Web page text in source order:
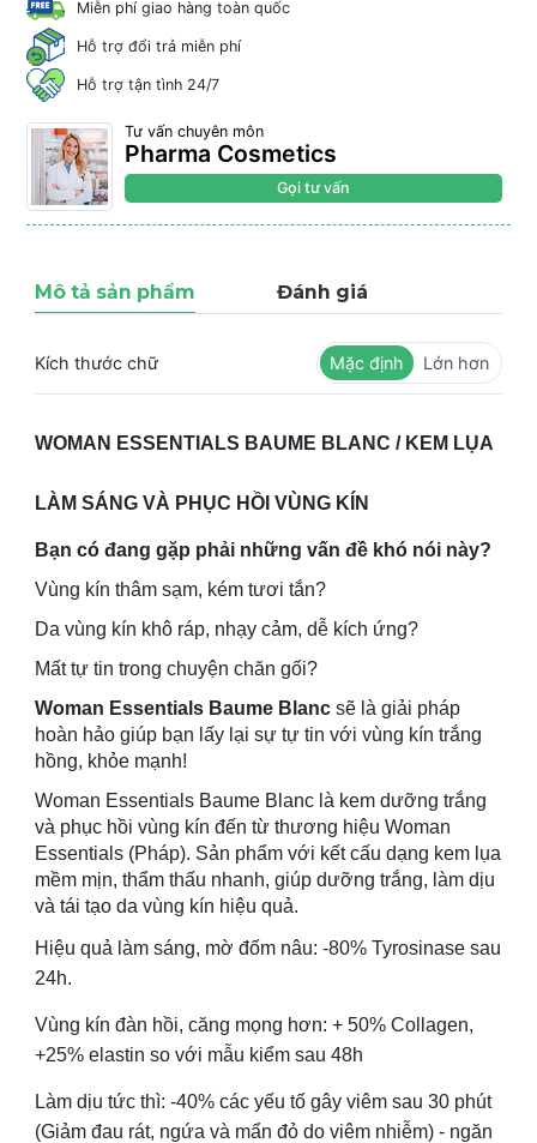
Miễn phí giao hàng toàn quốc
Hỗ trợ đổi trả miễn phí
Hỗ trợ tận tình 24/7
Tư vấn chuyên môn
Pharma Cosmetics
Gọi tư vấn
Mô tả sản phẩm Đánh giá
Kích thước chữ Mặc định Lớn hơn
WOMAN ESSENTIALS BAUME BLANC / KEM LỤA
LÀM SÁNG VÀ PHỤC HỒI VÙNG KÍN
Bạn có đang gặp phải những vấn đề khó nói này?
Vùng kín thâm sạm, kém tươi tắn?
Da vùng kín khô ráp, nhạy cảm, dễ kích ứng?
Mất tự tin trong chuyện chăn gối?
Woman Essentials Baume Blanc sẽ là giải pháp
hoàn hảo giúp bạn lấy lại sự tự tin với vùng kín trắng
hồng, khỏe mạnh!
Woman Essentials Baume Blanc là kem dưỡng trắng
và phục hồi vùng kín đến từ thương hiệu Woman
Essentials (Pháp). Sản phẩm với kết cấu dạng kem lụa
mềm mịn, thẩm thấu nhanh, giúp dưỡng trắng, làm dịu
và tái tạo da vùng kín hiệu quả.
Hiệu quả làm sáng, mờ đốm nâu: -80% Tyrosinase sau
24h.
Vùng kín đàn hồi, căng mọng hơn: + 50% Collagen,
+25% elastin so với mẫu kiểm sau 48h
Làm dịu tức thì: -40% các yếu tố gây viêm sau 30 phút
(Giảm đau rát, ngứa và mẩn đỏ do viêm nhiễm) - ngăn